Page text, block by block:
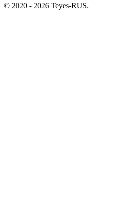
© 2020 - 2026 Teyes-RUS.